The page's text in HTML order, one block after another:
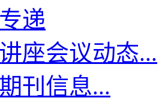
递
座会议动态...
刊信息...